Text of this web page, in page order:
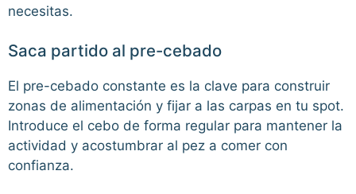
necesitas.
Saca partido al pre-cebado
El pre-cebado constante es la clave para construir
zonas de alimentación y fijar a las carpas en tu spot.
Introduce el cebo de forma regular para mantener la
actividad y acostumbrar al pez a comer con
confianza.